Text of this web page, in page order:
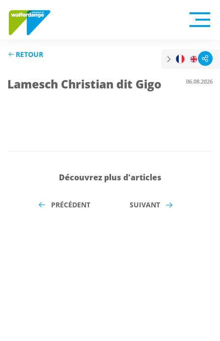
RETOUR
Lamesch Christian dit Gigo 06.08.2026
Découvrez plus d'articles
PRÉCÉDENT SUIVANT